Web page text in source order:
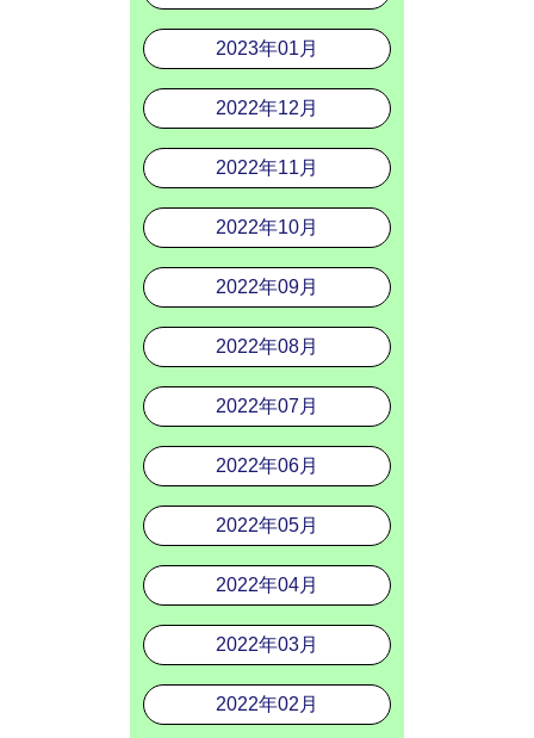
2023年01月
2022年12月
2022年11月
2022年10月
2022年09月
2022年08月
2022年07月
2022年06月
2022年05月
2022年04月
2022年03月
2022年02月